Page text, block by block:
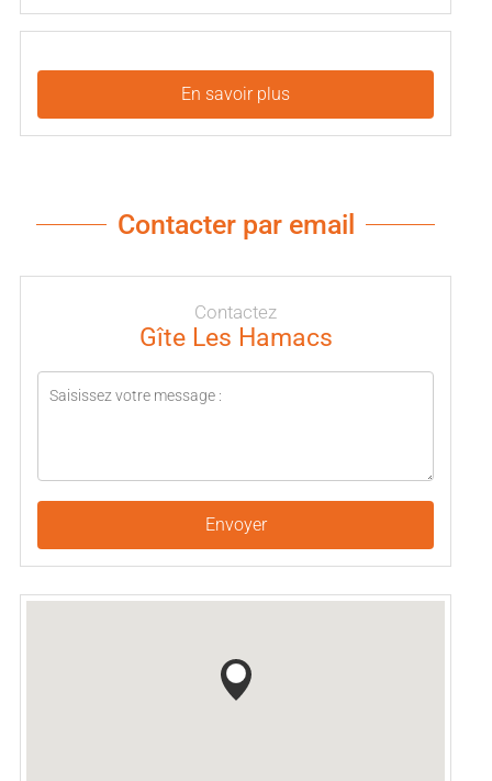
En savoir plus
Contacter par email
Contactez
Gîte Les Hamacs
Envoyer